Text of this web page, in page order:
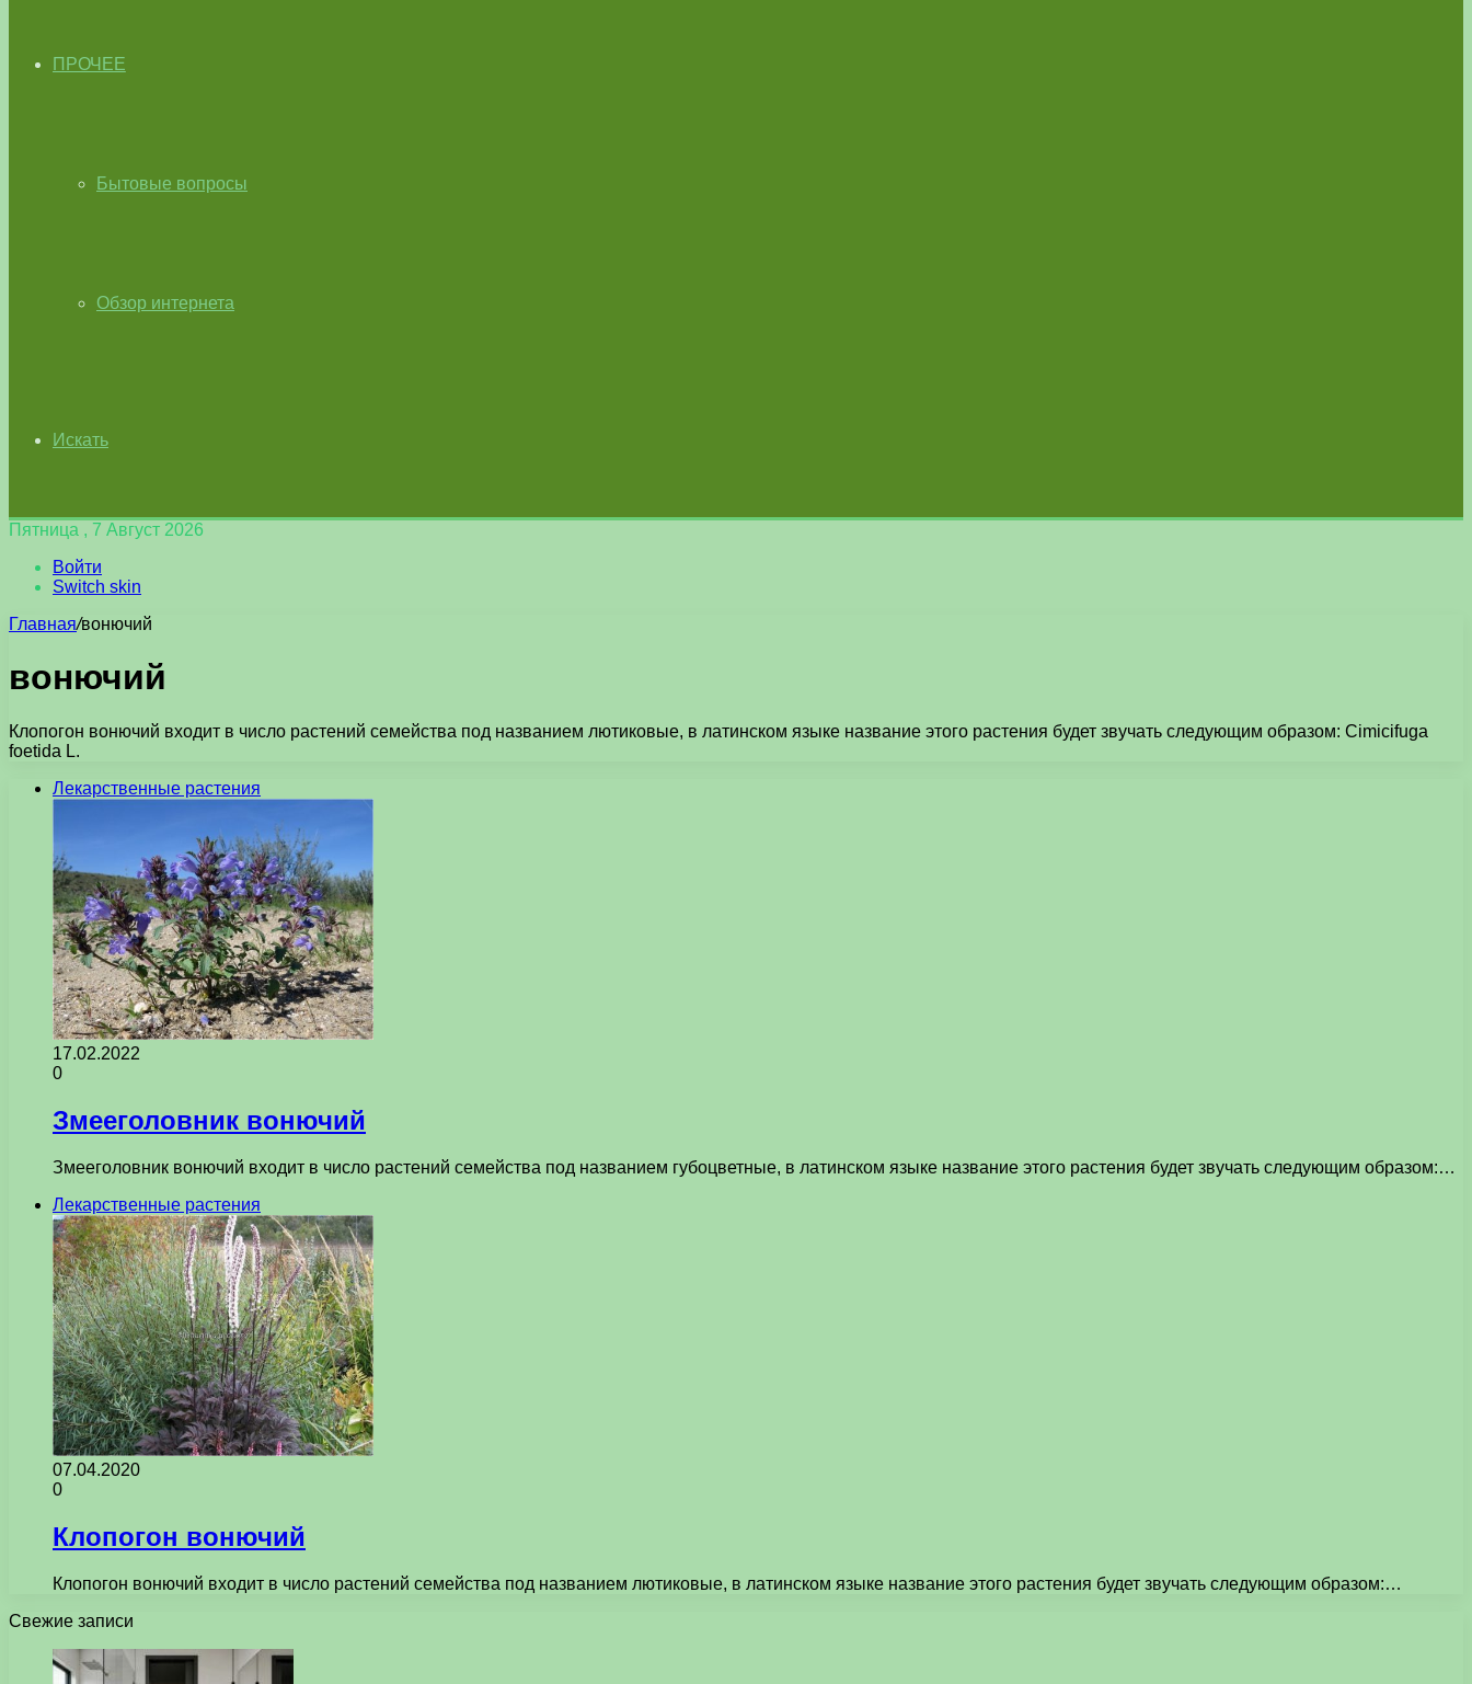
ПРОЧЕЕ
Бытовые вопросы
Обзор интернета
Искать
Пятница , 7 Август 2026
Войти
Switch skin
Главная/вонючий
вонючий
Клопогон вонючий входит в число растений семейства под названием лютиковые, в латинском языке название этого растения будет звучать следующим образом: Cimicifuga
foetida L.
Лекарственные растения
17.02.2022
0
Змееголовник вонючий
Змееголовник вонючий входит в число растений семейства под названием губоцветные, в латинском языке название этого растения будет звучать следующим образом:…
Лекарственные растения
07.04.2020
0
Клопогон вонючий
Клопогон вонючий входит в число растений семейства под названием лютиковые, в латинском языке название этого растения будет звучать следующим образом:…
Свежие записи